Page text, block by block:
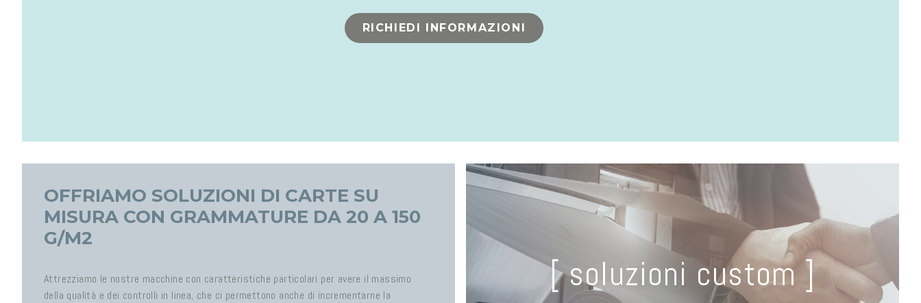
RICHIEDI INFORMAZIONI
OFFRIAMO SOLUZIONI DI CARTE SU
MISURA CON GRAMMATURE DA 20 A 150
G/M2
Attrezziamo le nostre macchine con caratteristiche particolari per avere il massimo
della qualità e dei controlli in linea, che ci permettono anche di incrementarne la
[ soluzioni custom ]